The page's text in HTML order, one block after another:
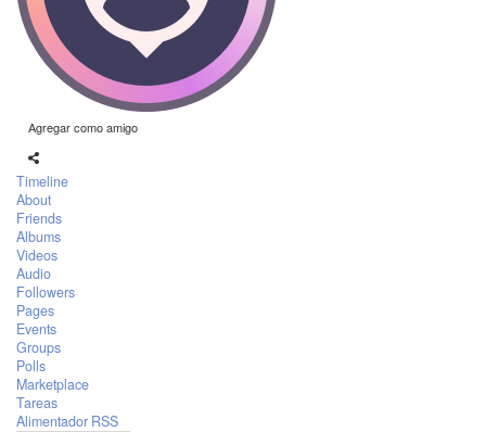
Agregar como amigo
Timeline
About
Friends
Albums
Videos
Audio
Followers
Pages
Events
Groups
Polls
Marketplace
Tareas
Alimentador RSS